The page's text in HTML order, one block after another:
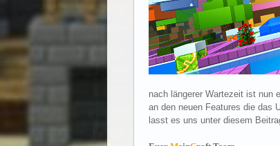
nach längerer Wartezeit ist nun
an den neuen Features die das
lasst es uns unter diesem